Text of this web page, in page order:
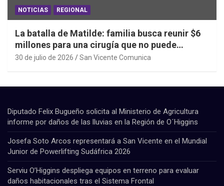
NOTICIAS REGIONAL
La batalla de Matilde: familia busca reunir $6
millones para una cirugía que no puede
esperar
30 de julio de 2026 San Vicente Comunica
Diputado Felix Bugueño solicita al Ministerio de Agricultura
informe por daños de las lluvias en la Región de O´Higgins
Josefa Soto Arcos representará a San Vicente en el Mundial
Junior de Powerlifting Sudáfrica 2026
Serviu O’Higgins despliega equipos en terreno para evaluar
daños habitacionales tras el Sistema Frontal